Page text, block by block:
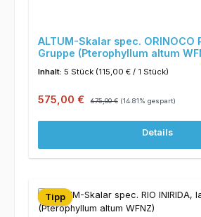
ALTUM-Skalar spec. ORINOCO
Gruppe (Pterophyllum altum
Inhalt: 5 Stück (115,00 € / 1 Stück)
Verkaufspreis:
575,00 € 675,00 € (14.81% gespart)
Details
Tipp